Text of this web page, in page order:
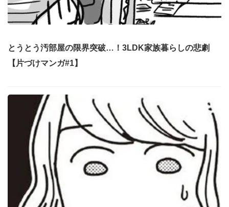
とうとう汚部屋の限界突破…！3LDK家族暮らしの悲劇
【片づけマンガ#1】